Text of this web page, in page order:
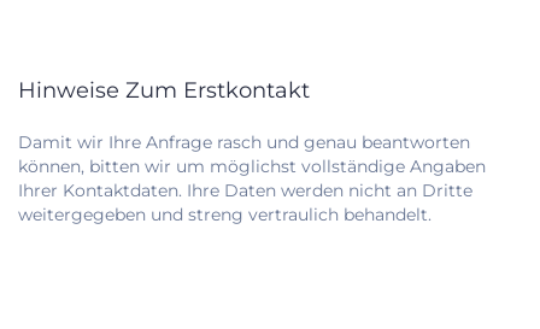
Hinweise Zum Erstkontakt
Damit wir Ihre Anfrage rasch und genau beantworten
können, bitten wir um möglichst vollständige Angaben
Ihrer Kontaktdaten. Ihre Daten werden nicht an Dritte
weitergegeben und streng vertraulich behandelt.